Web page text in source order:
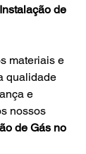
de
materiais e
qualidade
e
nossos
de Gás no